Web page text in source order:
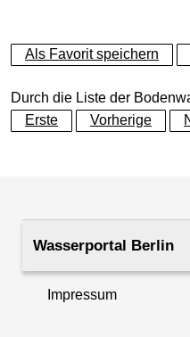
+
−
Als Favorit speichern
Durch die Liste der
Erste
Vorherige
Wasserportal Berlin
Impressum